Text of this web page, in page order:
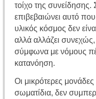
τοίχο της
επιβεβαιώνει αυτό
υλικός κόσμος δεν
αλλά αλλάζει συνεχώς,
σύμφωνα με νόμους
κατανόηση.
Οι μικρότερες
σωματίδια, δεν